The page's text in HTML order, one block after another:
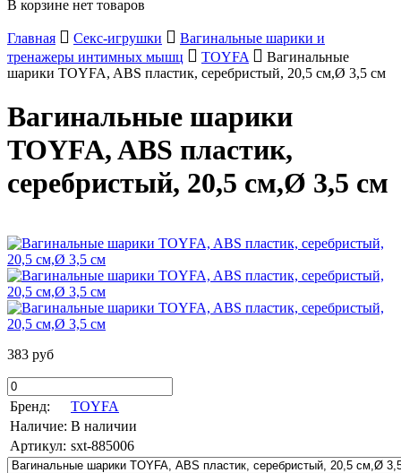
В корзине нет товаров
Главная Секс-игрушки
Вагинальные шарики и
тренажеры интимных мышц
TOYFA
Вагинальные
шарики TOYFA, ABS пластик, серебристый, 20,5 см,Ø 3,5 см
Вагинальные шарики
TOYFA, ABS пластик,
серебристый, 20,5 см,Ø 3,5 см
383 руб
Бренд:
TOYFA
Наличие: В наличии
Артикул: sxt-885006